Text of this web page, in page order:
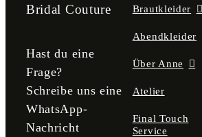
werden
Bridal Couture
Hast du eine
Frage?
Schreibe uns eine
WhatsApp-
Nachricht
Brautkleider
Abendkleider
Über Anne
Atelier
Final Touch
Service